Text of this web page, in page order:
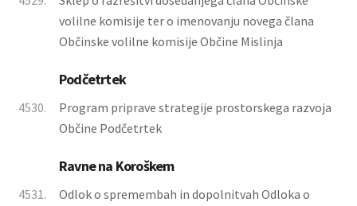
volilne komisije ter o imenovanju novega člana
Občinske volilne komisije Občine Mislinja
Podčetrtek
4530.
Program priprave strategije prostorskega razvoja
Občine Podčetrtek
Ravne na Koroškem
4531.
Odlok o spremembah in dopolnitvah Odloka o